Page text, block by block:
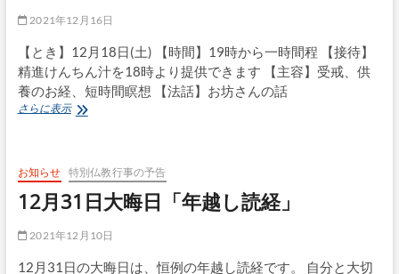
2021年12月16日
【とき】12月18日(土) 【時間】19時から一時間程 【接待】
精進けんちん汁を18時より提供できます 【主容】受戒、供
養のお経、短時間瞑想 【法話】お坊さんの話
さらに表示12
(土)
月
例
教
座
お知らせ 特別仏教行事の予告
12月31日大晦日「年越し読経」
2021年12月10日
12月31日の大晦日は、恒例の年越し読経です。 自分と大切